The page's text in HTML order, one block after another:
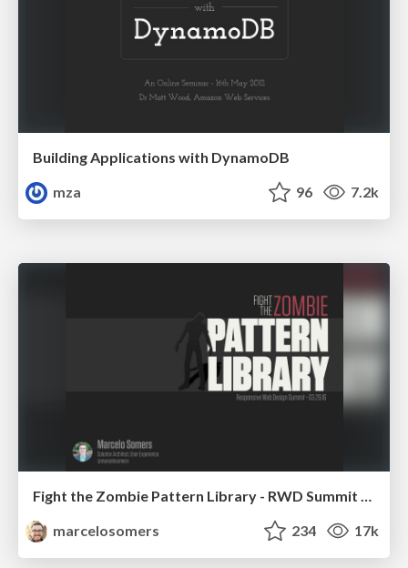
Building Applications with DynamoDB
mza
96 7.2k
Fight the Zombie Pattern Library - RWD Summit 2016
marcelosomers
234 17k